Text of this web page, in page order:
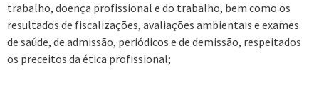
trabalho, doença profissional e do trabalho, bem como os
resultados de fiscalizações, avaliações ambientais e exames
de saúde, de admissão, periódicos e de demissão, respeitados
os preceitos da ética profissional;